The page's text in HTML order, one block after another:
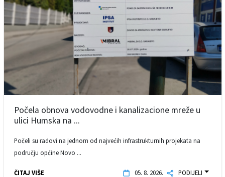
Počela obnova vodovodne i kanalizacione mreže u
ulici Humska na ...
Počeli su radovi na jednom od najvećih infrastrukturnih projekata na
području općine Novo ...
ČITAJ VIŠE 05. 8. 2026. PODIJELI